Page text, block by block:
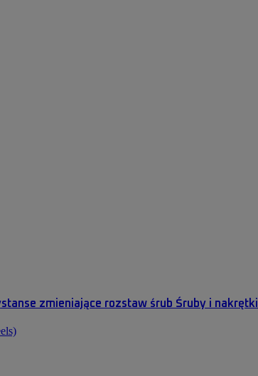
zmieniające rozstaw śrub Śruby i nakrętki